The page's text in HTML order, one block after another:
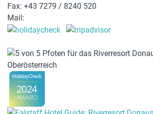
Fax: +43 7279 / 8240 520
Mail: